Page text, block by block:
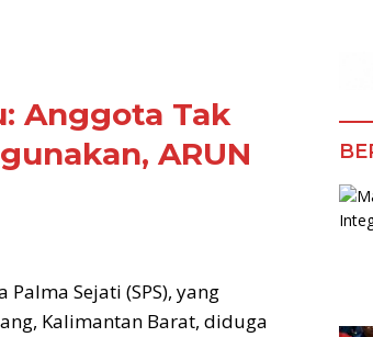
Anggota Tak
ARUN
Sejati (SPS), yang
Kalimantan Barat, diduga